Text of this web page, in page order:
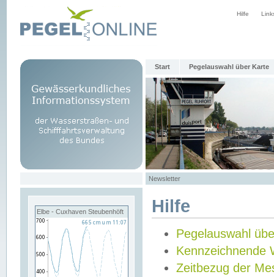
Hilfe
Start Pegelauswahl über Karte
Newsletter
Elbe - Cuxhaven Steubenhöft Hilfe
Pegelauswahl
Kennzeichnende
Zeitbezug der